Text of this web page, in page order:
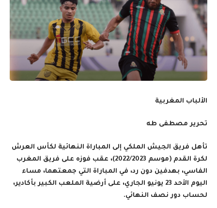
الألباب المغربية
تحرير مصطفى طه
تأهل فريق الجيش الملكي إلى المباراة النهائية لكأس العرش
لكرة القدم (موسم 2022/2023)، عقب فوزه على فريق المغرب
الفاسي، بهدفين دون رد، في المباراة التي جمعتهما، مساء
اليوم الأحد 23 يونيو الجاري، على أرضية الملعب الكبير بأكادير،
لحساب دور نصف النهائي.